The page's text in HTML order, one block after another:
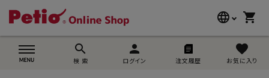
language
wovn-lang-name
shopping_cart
search
検 索
person
ログイン 注文履歴
favorite
お気に入り
search